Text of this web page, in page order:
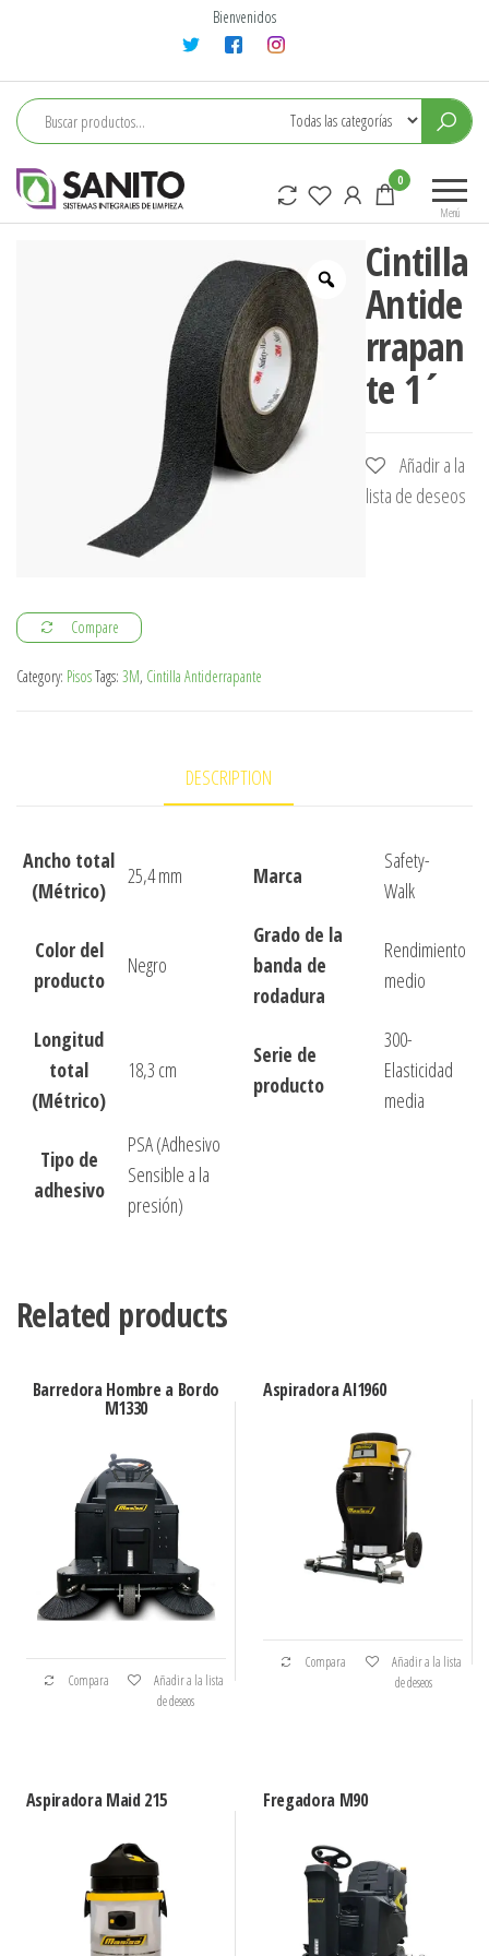
contenido
Bienvenidos
Menú
0
Cintilla
Antide
rrapan
te 1´
Añadir a la
lista de deseos
Compare
Category: PisosTags: 3M, Cintilla Antiderrapante
DESCRIPTION
Ancho total
(Métrico)
25,4 mm Marca
Safety-
Walk
Color del
producto
Negro
Grado de la
banda de
rodadura
Rendimiento
medio
Longitud
total
(Métrico)
18,3 cm
Serie de
producto
300-
Elasticidad
media
Tipo de
adhesivo
PSA (Adhesivo
Sensible a la
presión)
Related products
Barredora Hombre a Bordo
M1330
Compara
Añadir a la lista
de deseos
Aspiradora Al1960
Compara
Añadir a la lista
de deseos
Aspiradora Maid 215 Fregadora M90